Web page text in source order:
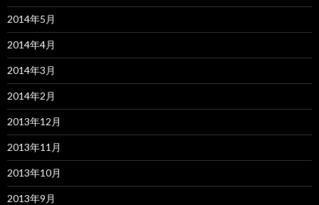
2014年5月
2014年4月
2014年3月
2014年2月
2013年12月
2013年11月
2013年10月
2013年9月